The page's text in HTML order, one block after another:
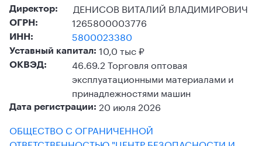
Директор:
ДЕНИСОВ ВИТАЛИЙ ВЛАДИМИРОВИЧ
ОГРН: 1265800003776
ИНН: 5800023380
Уставный капитал: 10,0 тыс ₽
ОКВЭД:
46.69.2 Торговля оптовая
эксплуатационными материалами и
принадлежностями машин
Дата регистрации: 20 июля 2026
ОБЩЕСТВО С ОГРАНИЧЕННОЙ